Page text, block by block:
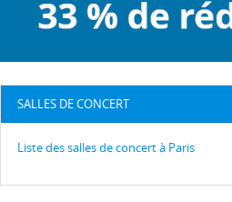
SALLES DE CONCERT
Liste des salles de concert à Paris